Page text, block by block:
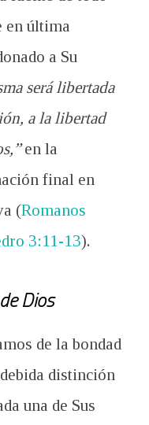
en última
a Su
será libertada
a la libertad
en la
final en
(Romanos
3:11-13).
Dios
de la bondad
distinción
una de Sus